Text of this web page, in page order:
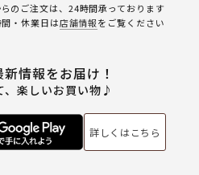
のご注文は、24時間承っております
・休業日は店舗情報をご覧ください
情報をお届け！
、楽しいお買い物♪
詳しくはこちら